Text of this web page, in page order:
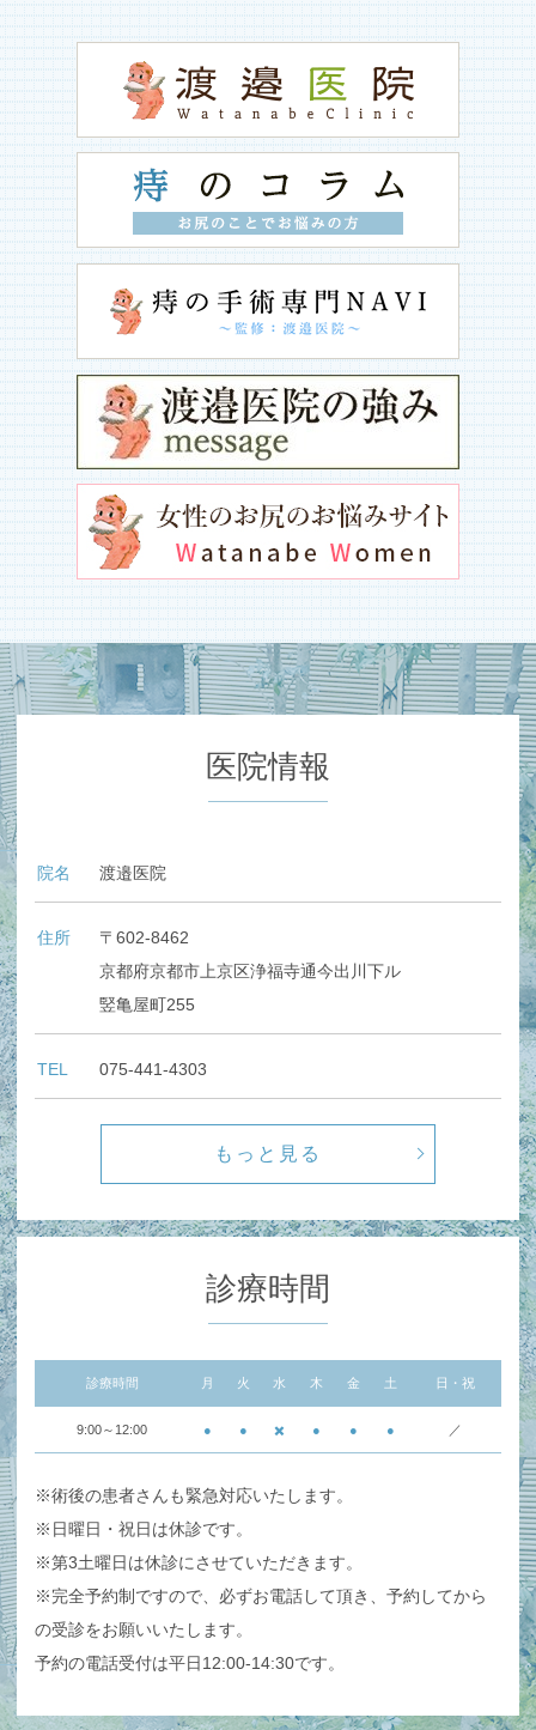
医院情報
院名 渡邉医院
住所
〒602-8462
京都府京都市上京区浄福寺通今出川下ル
竪亀屋町255
TEL 075-441-4303
もっと見る
診療時間
診療時間 月 火 水 木 金 土 日・祝
9:00～12:00 ● ● ✖️ ● ● ● ／
※術後の患者さんも緊急対応いたします。
※日曜日・祝日は休診です。
※第3土曜日は休診にさせていただきます。
※完全予約制ですので、必ずお電話して頂き、予約してから
の受診をお願いいたします。
予約の電話受付は平日12:00-14:30です。